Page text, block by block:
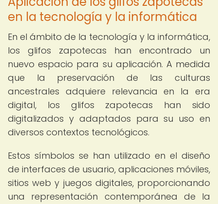
en la tecnología y la informática
En el ámbito de la tecnología y la informática,
los glifos zapotecas han encontrado un
nuevo espacio para su aplicación. A medida
que la preservación de las culturas
ancestrales adquiere relevancia en la era
digital, los glifos zapotecas han sido
digitalizados y adaptados para su uso en
diversos contextos tecnológicos.
Estos símbolos se han utilizado en el diseño
de interfaces de usuario, aplicaciones móviles,
sitios web y juegos digitales, proporcionando
una representación contemporánea de la